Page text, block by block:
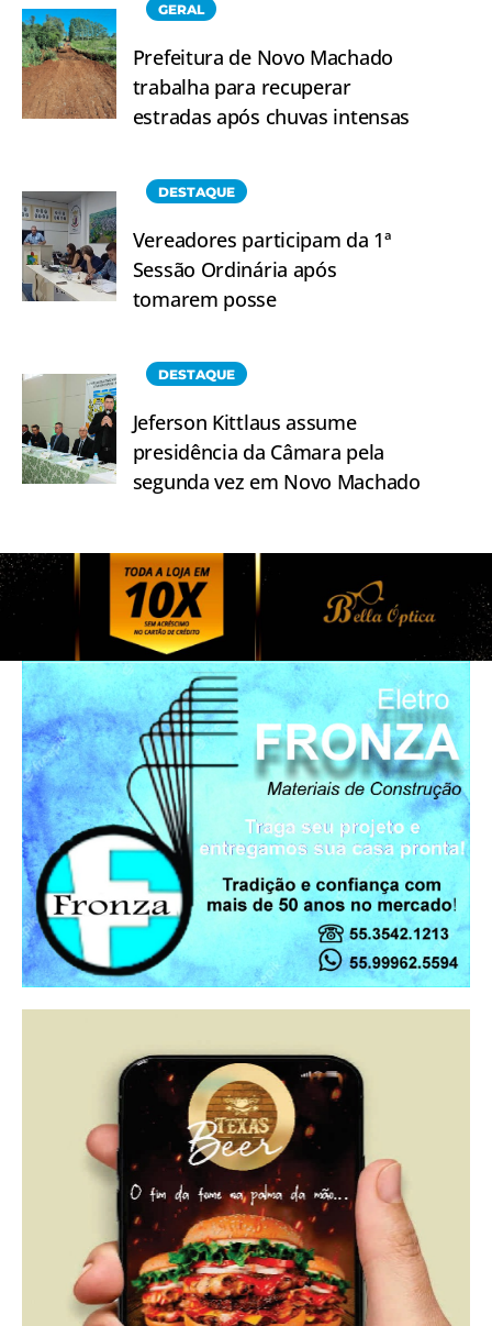
GERAL
Prefeitura de Novo Machado
trabalha para recuperar
estradas após chuvas intensas
DESTAQUE
Vereadores participam da 1ª
Sessão Ordinária após
tomarem posse
DESTAQUE
Jeferson Kittlaus assume
presidência da Câmara pela
segunda vez em Novo Machado